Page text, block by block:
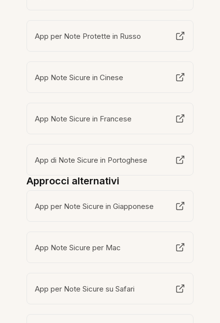
App per Note Protette in Russo
App Note Sicure in Cinese
App Note Sicure in Francese
App di Note Sicure in Portoghese
Approcci alternativi
App per Note Sicure in Giapponese
App Note Sicure per Mac
App per Note Sicure su Safari